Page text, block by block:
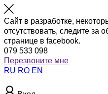
Сайт в разработке,
отсутствовать, следите за
странице в facebook.
079 533 098
Перезвоните мне
RU RO EN